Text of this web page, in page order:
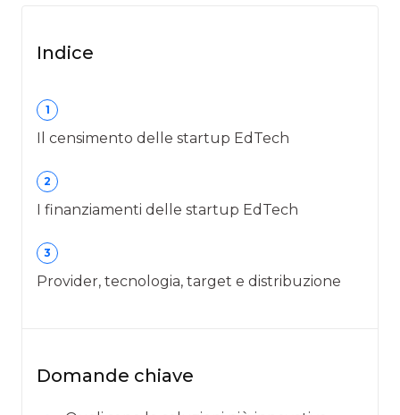
Indice
1
Il censimento delle startup EdTech
2
I finanziamenti delle startup EdTech
3
Provider, tecnologia, target e distribuzione
Domande chiave